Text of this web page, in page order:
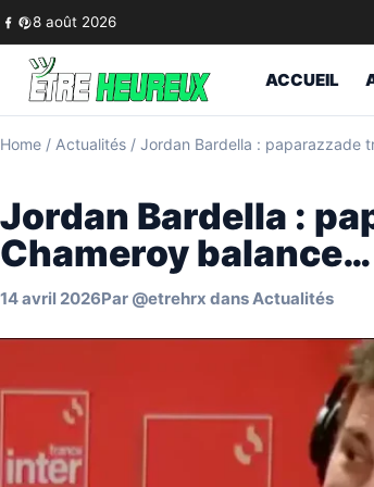
Skip to content
8 août 2026
ACCUEIL
Home / Actualités / Jordan Bardella : paparazzade
Jordan Bardella :
Chameroy
14 avril 2026Par @etrehrx dansActualités